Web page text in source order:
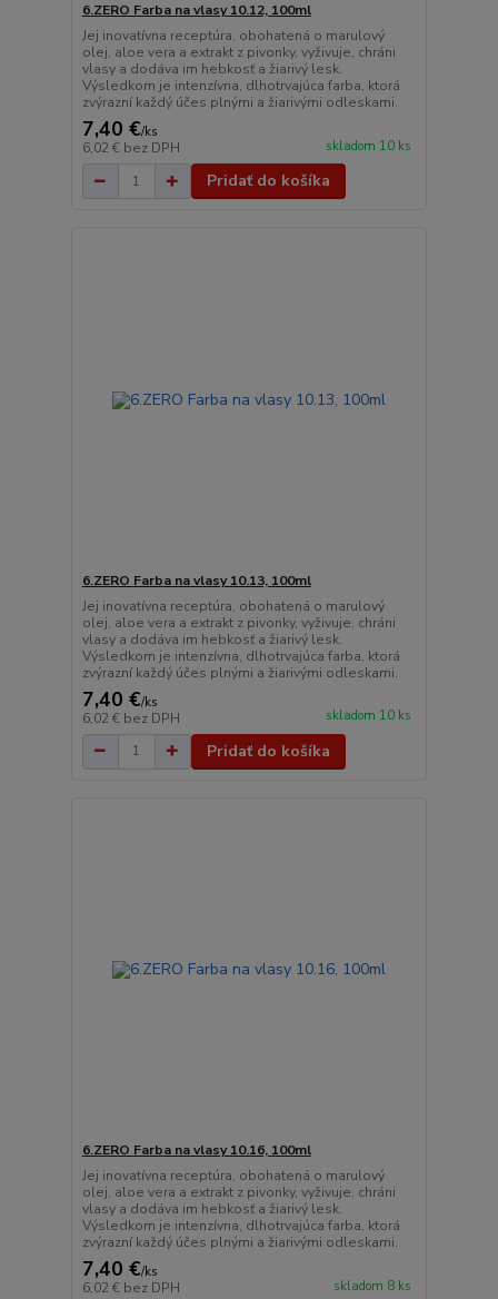
6.ZERO Farba na vlasy 10.12, 100ml
Jej inovatívna receptúra, obohatená o marulový
olej, aloe vera a extrakt z pivonky, vyživuje, chráni
vlasy a dodáva im hebkosť a žiarivý lesk.
Výsledkom je intenzívna, dlhotrvajúca farba, ktorá
zvýrazní každý účes plnými a žiarivými odleskami.
7,40 €/ks
6,02 € bez DPH skladom 10 ks
Pridať do košíka
6.ZERO Farba na vlasy 10.13, 100ml
Jej inovatívna receptúra, obohatená o marulový
olej, aloe vera a extrakt z pivonky, vyživuje, chráni
vlasy a dodáva im hebkosť a žiarivý lesk.
Výsledkom je intenzívna, dlhotrvajúca farba, ktorá
zvýrazní každý účes plnými a žiarivými odleskami.
7,40 €/ks
6,02 € bez DPH skladom 10 ks
Pridať do košíka
6.ZERO Farba na vlasy 10.16, 100ml
Jej inovatívna receptúra, obohatená o marulový
olej, aloe vera a extrakt z pivonky, vyživuje, chráni
vlasy a dodáva im hebkosť a žiarivý lesk.
Výsledkom je intenzívna, dlhotrvajúca farba, ktorá
zvýrazní každý účes plnými a žiarivými odleskami.
7,40 €/ks
6,02 € bez DPH skladom 8 ks